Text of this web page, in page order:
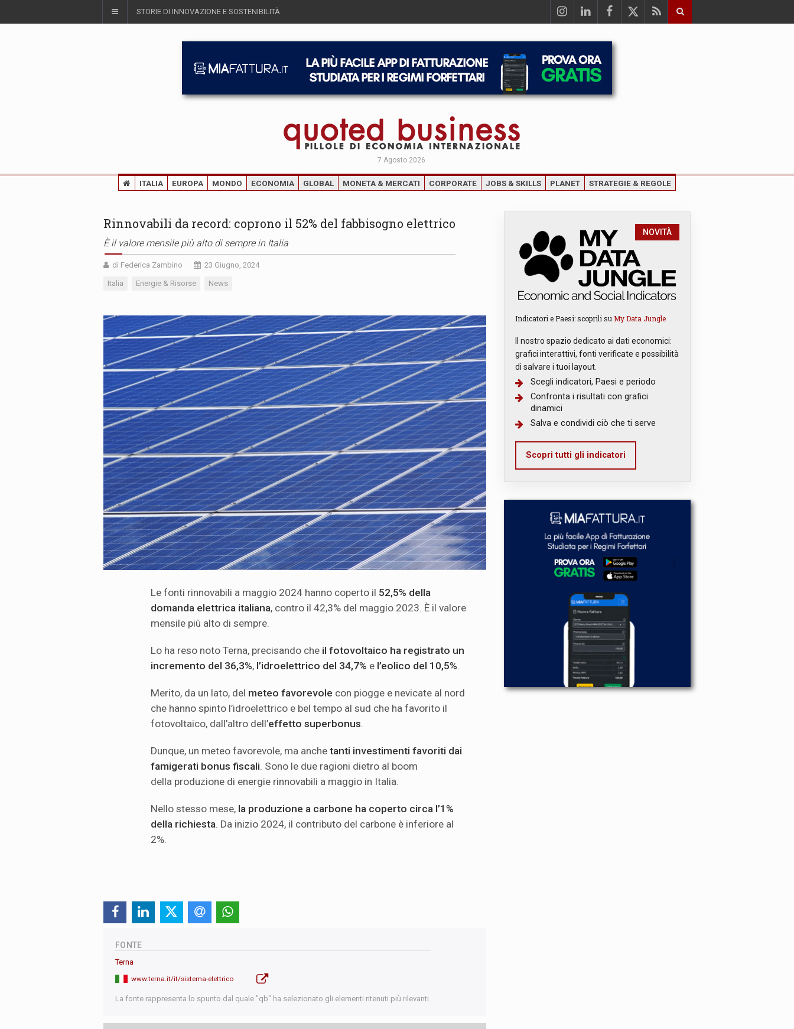
STORIE DI INNOVAZIONE E SOSTENIBILITÀ
7 Agosto 2026
ITALIA EUROPA MONDO ECONOMIA GLOBAL MONETA & MERCATI CORPORATE JOBS & SKILLS PLANET STRATEGIE & REGOLE
Rinnovabili da record: coprono il 52% del fabbisogno elettrico
È il valore mensile più alto di sempre in Italia
di Federica Zambino 23 Giugno, 2024
Italia Energie & Risorse News
Le fonti rinnovabili a maggio 2024 hanno coperto il 52,5% della
domanda elettrica italiana, contro il 42,3% del maggio 2023. È il valore
mensile più alto di sempre.
Lo ha reso noto Terna, precisando che il fotovoltaico ha registrato un
incremento del 36,3%, l’idroelettrico del 34,7% e l’eolico del 10,5%
Merito, da un lato, del meteo favorevole con piogge e nevicate al nord
che hanno spinto l’idroelettrico e bel tempo al sud che ha favorito il
fotovoltaico, dall’altro dell’effetto superbonus
Dunque, un meteo favorevole, ma anche tanti investimenti favoriti dai
famigerati bonus fiscali . Sono le due ragioni dietro al boom
della produzione di energie rinnovabili a maggio in Italia.
Nello stesso mese, la produzione a carbone ha coperto circa l’1%
della richiesta . Da inizio 2024, il contributo del carbone è inferiore al
2%.
FONTE
Terna
www.terna.it/it/sistema-elettrico
La fonte rappresenta lo spunto dal quale "qb" ha selezionato gli elementi ritenuti più rilevanti.
NOVITÀ
Indicatori e Paesi: scoprili su My Data Jungle
Il nostro spazio dedicato ai dati economici:
grafici interattivi, fonti verificate e possibilità
di salvare i tuoi layout.
Scegli indicatori, Paesi e periodo
Confronta i risultati con grafici
dinamici
Salva e condividi ciò che ti serve
Scopri tutti gli indicatori